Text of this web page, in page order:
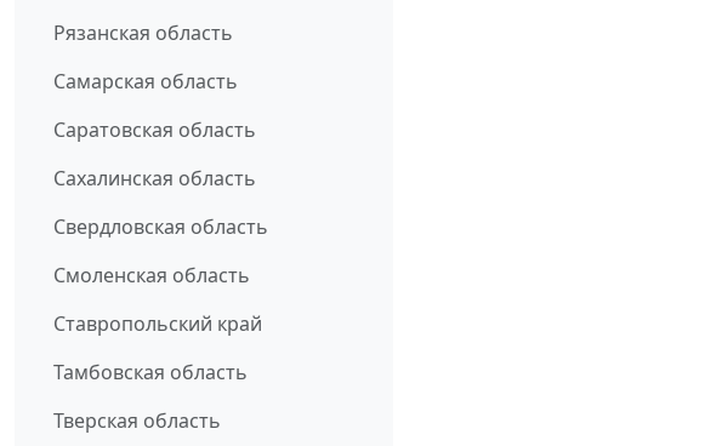
Рязанская область
Самарская область
Саратовская область
Сахалинская область
Свердловская область
Смоленская область
Ставропольский край
Тамбовская область
Тверская область